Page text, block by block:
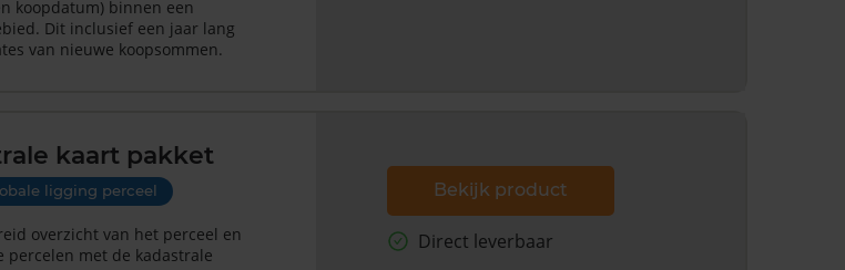
koopdatum) binnen een
Dit inclusief een jaar lang
van nieuwe koopsommen.
kaart pakket
ligging perceel
overzicht van het perceel en
percelen met de kadastrale
Bekijk product
Direct leverbaar